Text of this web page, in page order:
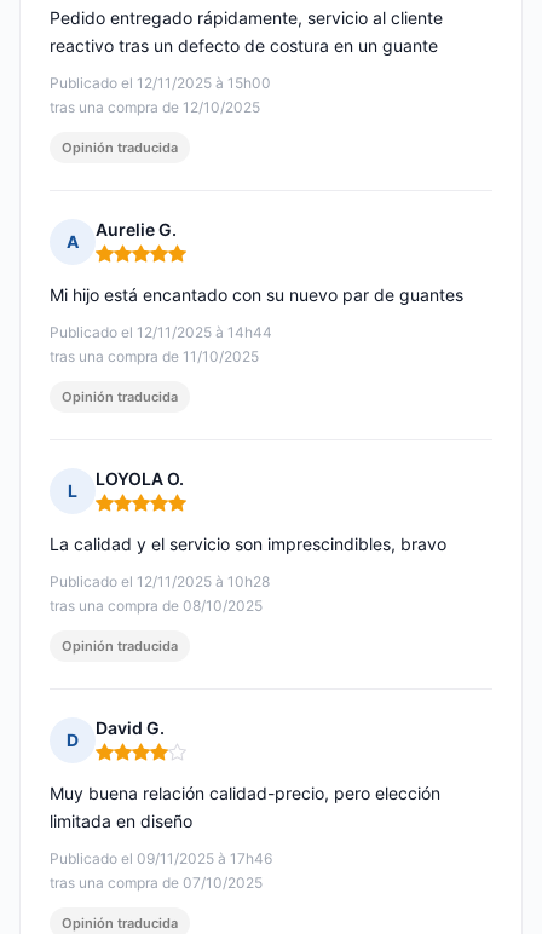
Publicado el 12/11/2025 à 15h00
tras una compra de 12/10/2025
Pedido entregado rápidamente, servicio al cliente
reactivo tras un defecto de costura en un guante
Opinión traducida
A
Aurelie G.
Nota: 5 de 5
Publicado el 12/11/2025 à 14h44
tras una compra de 11/10/2025
Mi hijo está encantado con su nuevo par de guantes
Opinión traducida
L
LOYOLA O.
Nota: 5 de 5
Publicado el 12/11/2025 à 10h28
tras una compra de 08/10/2025
La calidad y el servicio son imprescindibles, bravo
Opinión traducida
D
David G.
Nota: 4 de 5
Publicado el 09/11/2025 à 17h46
tras una compra de 07/10/2025
Muy buena relación calidad-precio, pero elección
limitada en diseño
Opinión traducida